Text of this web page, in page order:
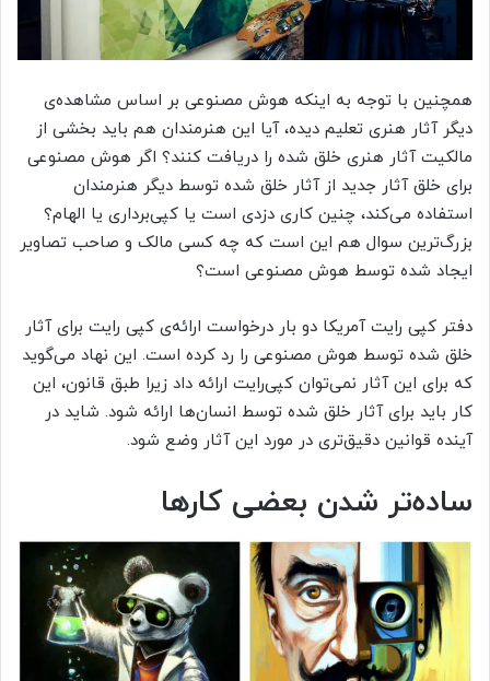
همچنین با توجه به اینکه هوش مصنوعی بر اساس مشاهده‌ی
دیگر آثار هنری تعلیم دیده، آیا این هنرمندان هم باید بخشی از
مالکیت آثار هنری خلق شده را دریافت کنند؟ اگر هوش مصنوعی
برای خلق آثار جدید از آثار خلق شده توسط دیگر هنرمندان
استفاده می‌کند، چنین کاری دزدی است یا کپی‌برداری یا الهام؟
بزرگ‌ترین سوال هم این است که چه کسی مالک و صاحب تصاویر
ایجاد شده توسط هوش مصنوعی است؟
دفتر کپی رایت آمریکا دو بار درخواست ارائه‌ی کپی رایت برای آثار
خلق شده توسط هوش مصنوعی را رد کرده است. این نهاد می‌گوید
که برای این آثار نمی‌توان کپی‌رایت ارائه داد زیرا طبق قانون، این
کار باید برای آثار خلق شده توسط انسان‌ها ارائه شود. شاید در
آینده قوانین دقیق‌تری در مورد این آثار وضع شود.
ساده‌تر شدن بعضی کارها